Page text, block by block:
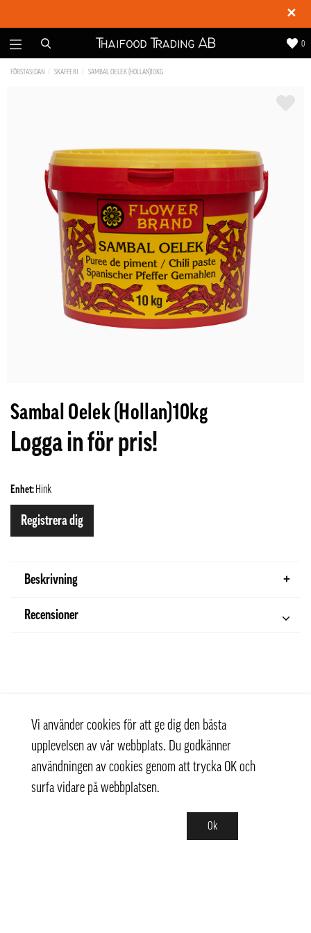
✕
0
FÖRSTASIDAN SKAFFERI SAMBAL OELEK (HOLLAN)10KG
Sambal Oelek (Hollan)10kg
Logga in för pris!
Enhet: Hink
Registrera dig
Beskrivning
Recensioner
Vi använder cookies för att ge dig den bästa
upplevelsen av vår webbplats. Du godkänner
användningen av cookies genom att trycka OK och
surfa vidare på webbplatsen.
Ok